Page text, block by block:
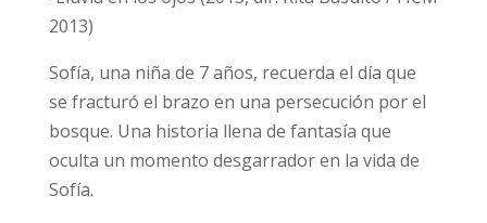
2013)
Sofía, una niña de 7 años, recuerda el día que
se fracturó el brazo en una persecución por el
bosque. Una historia llena de fantasía que
oculta un momento desgarrador en la vida de
Sofía.